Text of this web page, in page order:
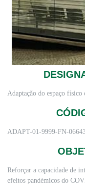
Adaptação do espaço físico
ADAPT-01-9999-FN-
Reforçar a capacidade de
efeitos pandémicos do